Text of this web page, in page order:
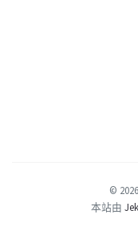
© 2026
本站由